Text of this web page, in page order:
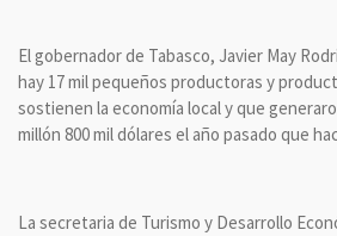
El gobernador de Tabasco, Javier May
hay 17 mil pequeños productoras y
sostienen la economía local y que
millón 800 mil dólares el año pasado que
La secretaria de Turismo y Desarrollo